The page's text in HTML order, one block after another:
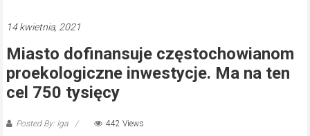
14 kwietnia, 2021
Miasto dofinansuje częstochowianom
proekologiczne inwestycje. Ma na ten
cel 750 tysięcy
Posted By: Iga 442 Views